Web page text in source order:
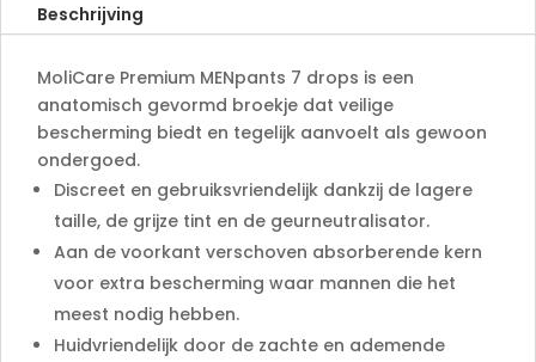
e
Beschrijving
MoliCare Premium MENpants 7 drops is een
anatomisch gevormd broekje dat veilige
bescherming biedt en tegelijk aanvoelt als gewoon
ondergoed.
Discreet en gebruiksvriendelijk dankzij de lagere
taille, de grijze tint en de geurneutralisator.
Aan de voorkant verschoven absorberende kern
voor extra bescherming waar mannen die het
meest nodig hebben.
Huidvriendelijk door de zachte en ademende